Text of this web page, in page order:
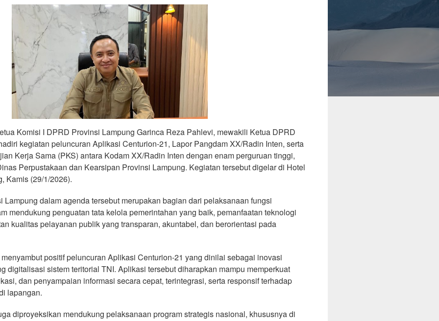
Komisi I DPRD Provinsi Lampung Garinca Reza Pahlevi, mewakili Ketua DPRD
kegiatan peluncuran Aplikasi Centurion-21, Lapor Pangdam XX/Radin Inten, serta
Kerja Sama (PKS) antara Kodam XX/Radin Inten dengan enam perguruan tinggi,
Perpustakaan dan Kearsipan Provinsi Lampung. Kegiatan tersebut digelar di Hotel
Kamis (29/1/2026).
Lampung dalam agenda tersebut merupakan bagian dari pelaksanaan fungsi
mendukung penguatan tata kelola pemerintahan yang baik, pemanfaatan teknologi
kualitas pelayanan publik yang transparan, akuntabel, dan berorientasi pada
positif peluncuran Aplikasi Centurion-21 yang dinilai sebagai inovasi
digitalisasi sistem teritorial TNI. Aplikasi tersebut diharapkan mampu memperkuat
dan penyampaian informasi secara cepat, terintegrasi, serta responsif terhadap
lapangan.
diproyeksikan mendukung pelaksanaan program strategis nasional, khususnya di